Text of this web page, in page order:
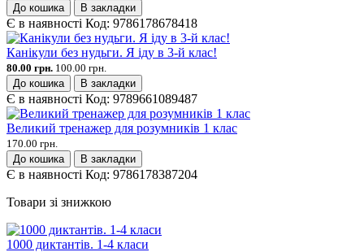
До кошика
В закладки
Є в наявності Код: 9786178678418
Канікули без нудьги. Я іду в 3-й клас!
80.00 грн. 100.00 грн.
До кошика
В закладки
Є в наявності Код: 9789661089487
Великий тренажер для розумників 1 клас
170.00 грн.
До кошика
В закладки
Є в наявності Код: 9786178387204
Товари зі знижкою
1000 диктантів. 1-4 класи